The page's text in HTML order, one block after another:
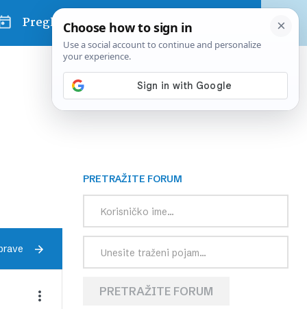
Pregled dana
PRETRAŽITE FORUM
PRETRAŽITE FORUM